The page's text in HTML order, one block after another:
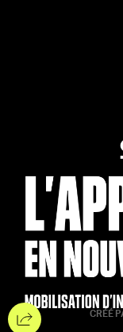
CRÉÉ